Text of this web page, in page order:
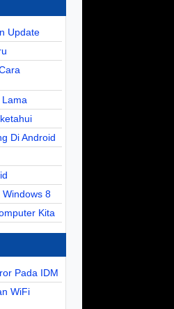
Update
Lama
Di Android
8
Kita
Pada IDM
WiFi